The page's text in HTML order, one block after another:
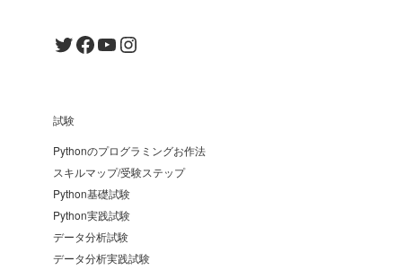
Twitter
Facebook
YouTube
Instagram
試験
Pythonのプログラミングお作法
スキルマップ/受験ステップ
Python基礎試験
Python実践試験
データ分析試験
データ分析実践試験